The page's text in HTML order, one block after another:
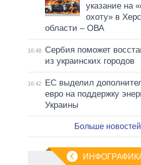
указание на
охоту» в
области – ОВА
16:48
Сербия поможет
из украинских городов
16:42
ЕС выделил
евро на поддержку
Украины
Больше новостей